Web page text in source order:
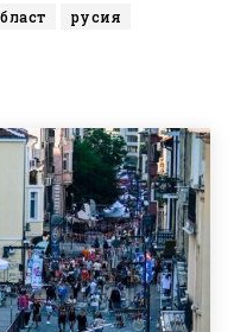
русия